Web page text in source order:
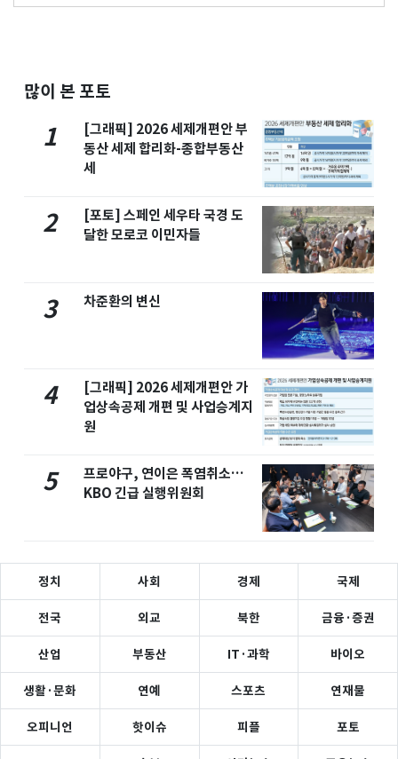
많이 본 포토
1
[그래픽] 2026 세제개편안 부
동산 세제 합리화-종합부동산
세
2
[포토] 스페인 세우타 국경 도
달한 모로코 이민자들
3 차준환의 변신
4
[그래픽] 2026 세제개편안 가
업상속공제 개편 및 사업승계지
원
5
프로야구, 연이은 폭염취소…
KBO 긴급 실행위원회
정치 사회 경제 국제
전국 외교 북한 금융·증권
산업 부동산 IT·과학 바이오
생활·문화 연예 스포츠 연재물
오피니언 핫이슈 피플 포토